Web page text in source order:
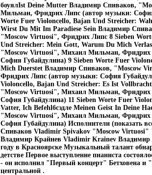
боуялIst Deine Mutter Владимир Спиваков,
Мильман, Фридрих Липс (автор музыки:
Worte Fuer Violoncello, Bajan Und Streicher:
Wirst Du Mit Im Paradiese Sein Владимир
"Moscow Virtuosi", Фридрих Липс 8 Sieben
Und Streicher: Mein Gott, Warum Du Mich
"Moscow Virtuosi", Михаил Мильман, Фридрих
София Губайдулина) 9 Sieben Worte Fuer
Mich Duerstet Владимир Спиваков, "Moscow
Фридрих Липс (автор музыки: София
Violoncello, Bajan Und Streicher: Es Ist
"Moscow Virtuosi", Михаил Мильман, Фридрих
София Губайдулина) 11 Sieben Worte Fuer
Vatter, Ich Befehlбсэдлe Meinen Geist In Deine
"Moscow Virtuosi", Михаил Мильман, Фридрих
София Губайдулина) Исполнители (показать
Спиваков Vladimir Spivakov "Moscow Virtuosi"
Владимир Крайнев Vladimir Krainev Владимир
году в Красноярске Музыкальный талант
детстве Первое выступление пианиста
- он исполнил "Первый концерт" Бетховена и
центральной .